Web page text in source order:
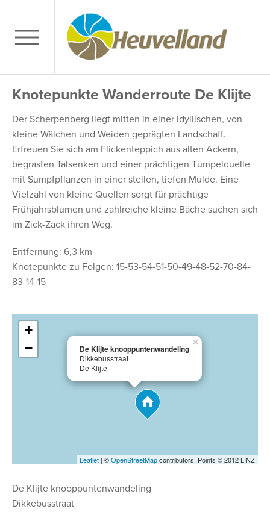
Knotepunkte Wanderroute De Klijte
Der Scherpenberg liegt mitten in einer idyllischen, von
kleine Wälchen und Weiden geprägten Landschaft.
Erfreuen Sie sich am Flickenteppich aus alten Ackern,
begrasten Talsenken und einer prächtigen Tümpelquelle
mit Sumpfpflanzen in einer steilen, tiefen Mulde. Eine
Vielzahl von kleine Quellen sorgt für prächtige
Frühjahrsblumen und zahlreiche kleine Bäche suchen sich
im Zick-Zack ihren Weg.
Entfernung: 6,3 km
Knotepunkte zu Folgen: 15-53-54-51-50-49-48-52-70-84-
83-14-15
De Klijte knooppuntenwandeling
Dikkebusstraat
De Klijte
×
+
−
Leaflet | ©OpenStreetMapcontributors, Points © 2012 LINZ
De Klijte knooppuntenwandeling
Dikkebusstraat